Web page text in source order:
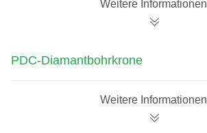
Weitere Informationen
PDC-Diamantbohrkrone
Weitere Informationen